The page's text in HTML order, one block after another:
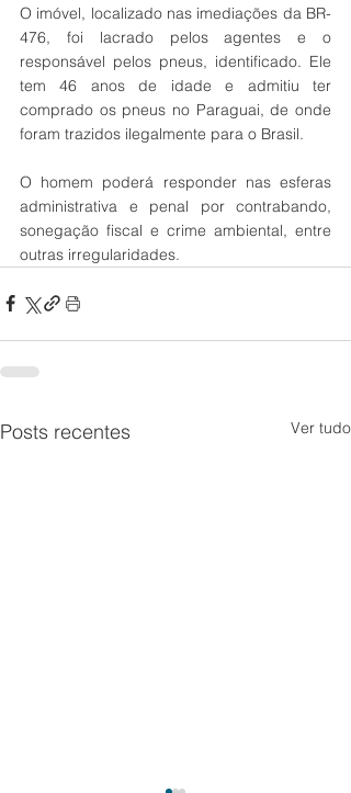
O imóvel, localizado nas imediações da BR-
476, foi lacrado pelos agentes e o
responsável pelos pneus, identificado. Ele
tem 46 anos de idade e admitiu ter
comprado os pneus no Paraguai, de onde
foram trazidos ilegalmente para o Brasil.
O homem poderá responder nas esferas
administrativa e penal por contrabando,
sonegação fiscal e crime ambiental, entre
outras irregularidades.
Posts recentes Ver tudo